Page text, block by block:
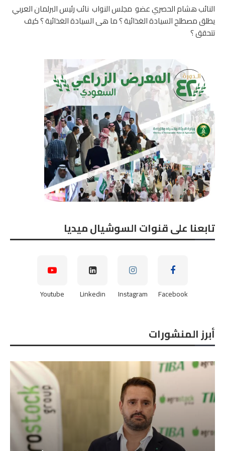
النائب هشام الحصري عضو مجلس النواب نائب رئيس البرلمان العربي
يطلق مصطلح السيادة الغذائية ؟ ما هى السيادة الغذائية ؟ كيف
تتحقق ؟
تابعنا على قنوات السوشيال ميديا
Facebook
Instagram
Linkedin
Youtube
أبرز المنشورات